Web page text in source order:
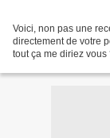
Voici, non pas une
directement de votre
tout ça me diriez vous